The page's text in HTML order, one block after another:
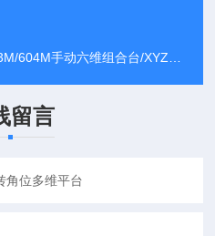
动六维组合台/XYZ多维台平移升降旋转角位
留言